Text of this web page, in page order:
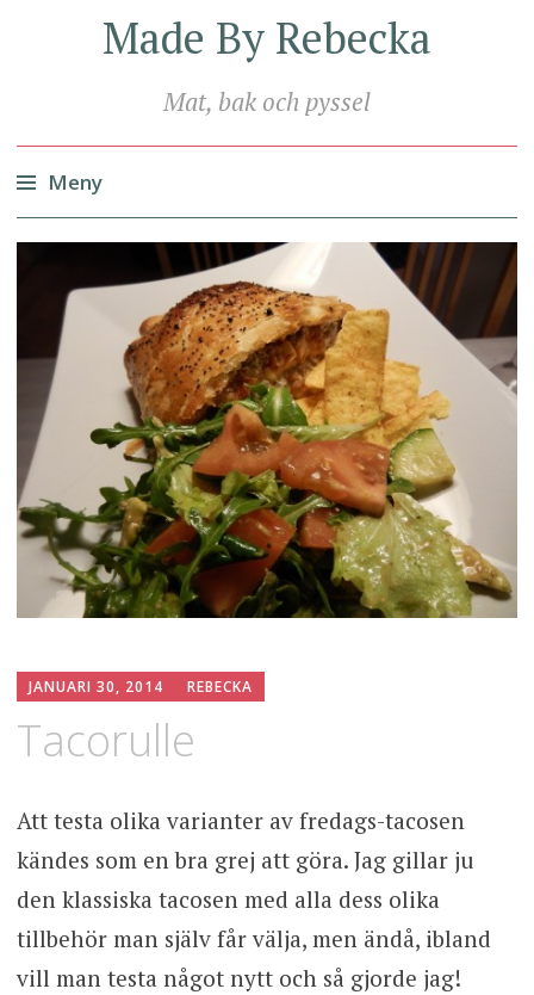
Made By Rebecka
Mat, bak och pyssel
Meny
Hoppa
innehåll
JANUARI 30, 2014 REBECKA
Tacorulle
Att testa olika varianter av fredags-tacosen
kändes som en bra grej att göra. Jag gillar ju
den klassiska tacosen med alla dess olika
tillbehör man själv får välja, men ändå, ibland
vill man testa något nytt och så gjorde jag!